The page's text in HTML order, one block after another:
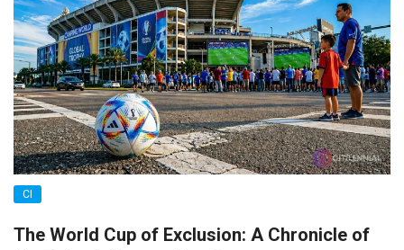
CI
The World Cup of Exclusion: A Chronicle of